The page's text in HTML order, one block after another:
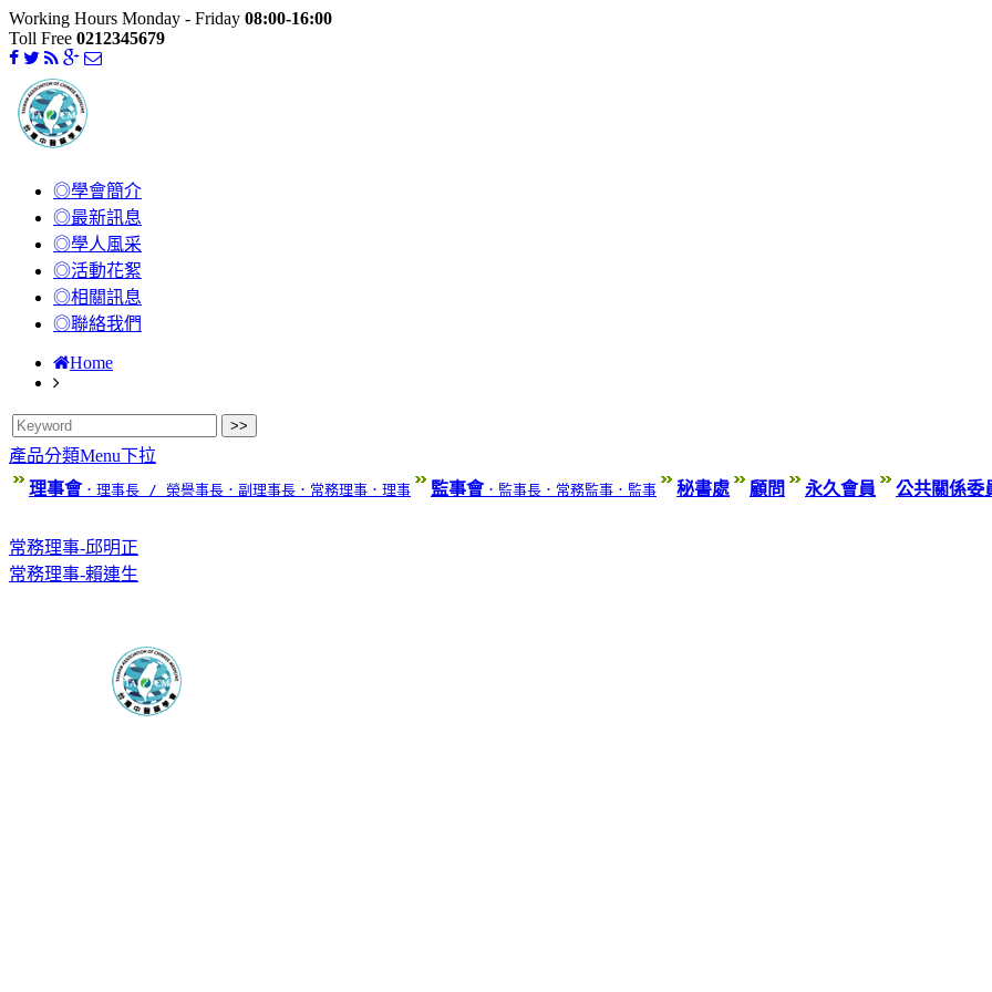
Working Hours Monday - Friday 08:00-16:00
Toll Free 0212345679
◎學會簡介
◎最新訊息
◎學人風采
◎活動花絮
◎相關訊息
◎聯絡我們
Home
產品分類Menu下拉
理事會 ．理事長 / 榮譽事長 ．副理事長 ．常務理事 ．理事 監事會 ．監事長 ．常務監事 ．監事 秘書處 顧問 永久會員 公共關係委
常務理事-邱明正
常務理事-賴連生